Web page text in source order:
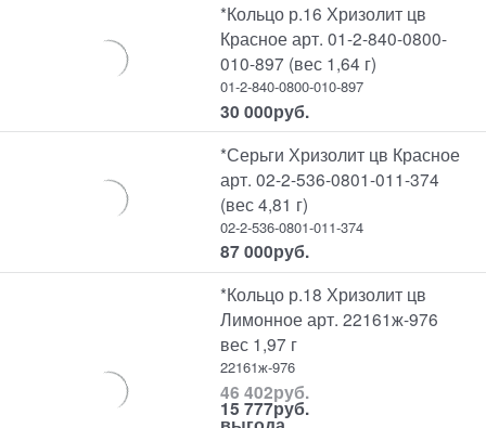
*Кольцо р.16 Хризолит цв
Красное арт. 01-2-840-0800-
010-897 (вес 1,64 г)
01-2-840-0800-010-897
30 000руб.
*Серьги Хризолит цв Красное
арт. 02-2-536-0801-011-374
(вес 4,81 г)
02-2-536-0801-011-374
87 000руб.
*Кольцо р.18 Хризолит цв
Лимонное арт. 22161ж-976
вес 1,97 г
22161ж-976
46 402руб.
15 777руб.